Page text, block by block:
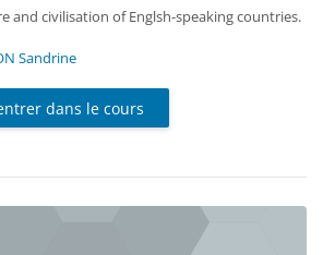
and civilisation of Englsh-speaking countries.
Sandrine
dans le cours